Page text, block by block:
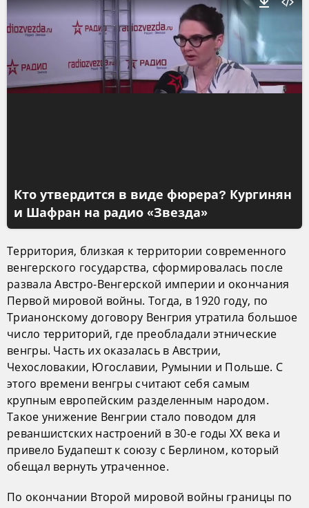
Кто утвердится в виде фюрера? Кургинян
и Шафран на радио «Звезда»
Территория, близкая к территории современного
венгерского государства, сформировалась после
развала Австро-Венгерской империи и окончания
Первой мировой войны. Тогда, в 1920 году, по
Трианонскому договору Венгрия утратила большое
число территорий, где преобладали этнические
венгры. Часть их оказалась в Австрии,
Чехословакии, Югославии, Румынии и Польше. С
этого времени венгры считают себя самым
крупным европейским разделенным народом.
Такое унижение Венгрии стало поводом для
реваншистских настроений в 30-е годы XX века и
привело Будапешт к союзу с Берлином, который
обещал вернуть утраченное.
По окончании Второй мировой войны границы по